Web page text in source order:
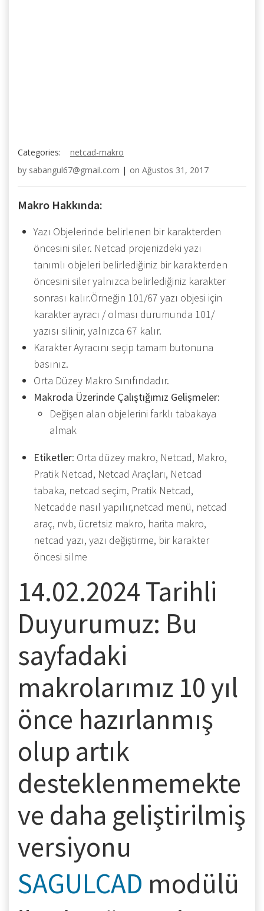
Categories:
netcad-makro
by sabangul67@gmail.com | on Ağustos 31, 2017
Makro Hakkında:
Yazı Objelerinde belirlenen bir karakterden
öncesini siler. Netcad projenizdeki yazı
tanımlı objeleri belirlediğiniz bir karakterden
öncesini siler yalnızca belirlediğiniz karakter
sonrası kalır.Örneğin 101/67 yazı objesi için
karakter ayracı / olması durumunda 101/
yazısı silinir, yalnızca 67 kalır.
Karakter Ayracını seçip tamam butonuna
basınız.
Orta Düzey Makro Sınıfındadır.
Makroda Üzerinde Çalıştığımız Gelişmeler:
Değişen alan objelerini farklı tabakaya
almak
Etiketler: Orta düzey makro, Netcad, Makro,
Pratik Netcad, Netcad Araçları, Netcad
tabaka, netcad seçim, Pratik Netcad,
Netcadde nasıl yapılır,netcad menü, netcad
araç, nvb, ücretsiz makro, harita makro,
netcad yazı, yazı değiştirme, bir karakter
öncesi silme
14.02.2024 Tarihli
Duyurumuz: Bu
sayfadaki
makrolarımız 10 yıl
önce hazırlanmış
olup artık
desteklenmemekte
ve daha geliştirilmiş
versiyonu
SAGULCAD modülü